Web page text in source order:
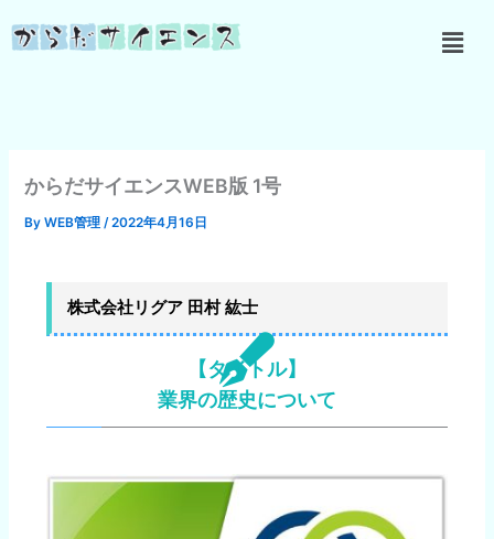
容
メ
ニ
からだサイエンスWEB版 1号
ByWEB管理 /2022年4月16日
株式会社リグア 田村 紘士
【タイトル】
業界の歴史について